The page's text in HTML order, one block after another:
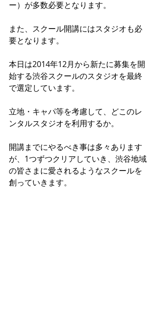
ー）が多数必要となります。
また、スクール開講にはスタジオも必
要となります。
本日は2014年12月から新たに募集を開
始する渋谷スクールのスタジオを最終
で選定しています。
立地・キャパ等を考慮して、どこのレ
ンタルスタジオを利用するか。
開講までにやるべき事は多々あります
が、1つずつクリアしていき、渋谷地域
の皆さまに愛されるようなスクールを
創っていきます。